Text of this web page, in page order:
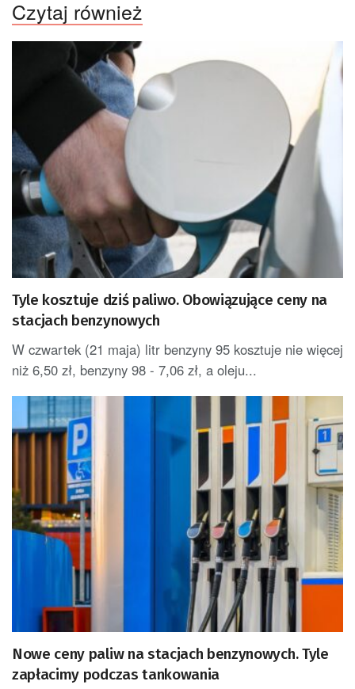
Czytaj również
Tyle kosztuje dziś paliwo. Obowiązujące ceny na
stacjach benzynowych
W czwartek (21 maja) litr benzyny 95 kosztuje nie więcej
niż 6,50 zł, benzyny 98 - 7,06 zł, a oleju...
Nowe ceny paliw na stacjach benzynowych. Tyle
zapłacimy podczas tankowania